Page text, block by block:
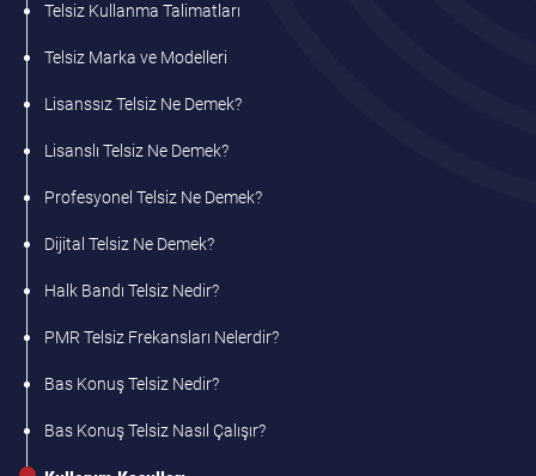
Telsiz Kullanma Talimatları
Telsiz Marka ve Modelleri
Lisanssız Telsiz Ne Demek?
Lisanslı Telsiz Ne Demek?
Profesyonel Telsiz Ne Demek?
Dijital Telsiz Ne Demek?
Halk Bandı Telsiz Nedir?
PMR Telsiz Frekansları Nelerdir?
Bas Konuş Telsiz Nedir?
Bas Konuş Telsiz Nasıl Çalışır?